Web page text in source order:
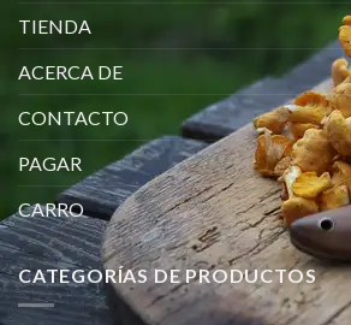
TIENDA
ACERCA DE
CONTACTO
PAGAR
CARRO
CATEGORÍAS DE PRODUCTOS